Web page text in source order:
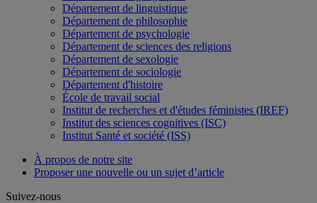
Département de linguistique
Département de philosophie
Département de psychologie
Département de sciences des religions
Département de sexologie
Département de sociologie
Département d'histoire
École de travail social
Institut de recherches et d'études féministes (IREF)
Institut des sciences cognitives (ISC)
Institut Santé et société (ISS)
À propos de notre site
Proposer une nouvelle ou un sujet d’article
Suivez-nous